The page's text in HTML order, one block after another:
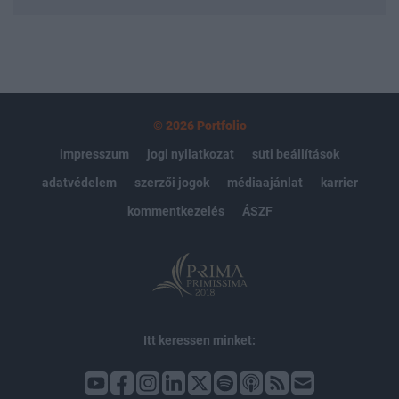
© 2026 Portfolio
impresszum
jogi nyilatkozat
süti beállítások
adatvédelem
szerzői jogok médiaajánlat
karrier
kommentkezelés
ÁSZF
Itt keressen minket: